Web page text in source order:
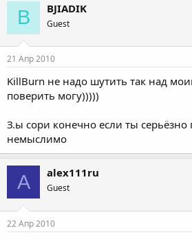
B BJIADIK
Guest
21 Апр 2010
KillBurn не надо шутить так над
поверить могу)))))
З.ы сори конечно если ты серьёзно
немыслимо
A alex111ru
Guest
22 Апр 2010